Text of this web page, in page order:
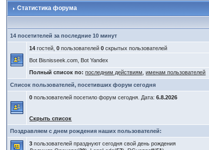
Статистика форума
14 посетителей за последние 10 минут
14 гостей,0 пользователей0 скрытых пользователей
Bot Bisnisseek.com, Bot Yandex
Полный список по: последним действиям ,именам пользователей
Список пользователей, посетивших форум сегодня
0 пользователей посетило форум сегодня. Дата:6.8.2026
Скрыть список
Поздравляем с днем рождения наших пользователей:
3 пользователей празднуют сегодня свой день рождения